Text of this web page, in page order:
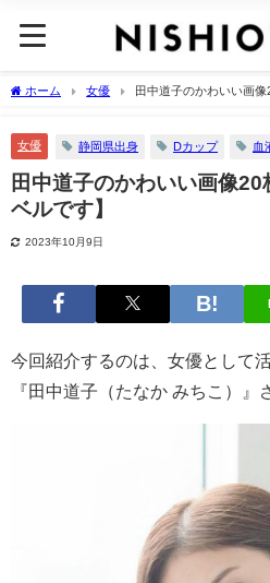
ホーム 女優 田中道子のかわいい画像
女優 静岡県出身 Dカップ 血
田中道子のかわいい画像
ベルです】
2023年10月9日
今回紹介するのは、女優として
『田中道子（たなか みちこ）』